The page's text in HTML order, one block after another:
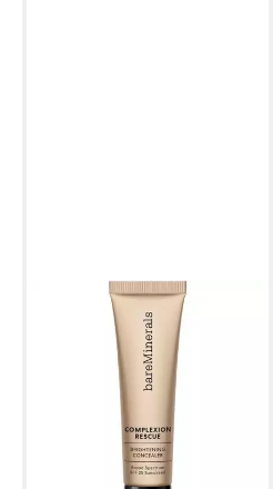
BAREMINERALS
Concealer Complexion
Rescue Brightening
Concealer SPF 25, 1-tlg., für
Alle Hauttypen
(3.234,00 €/ 1 l)
lieferbar - in 9-11 Werktagen bei